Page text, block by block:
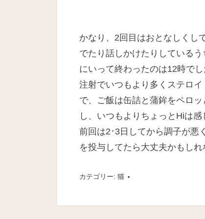
かなり、2回目はおとなしくし
でたり話しかけたりしている
にいって終わったのは12時でし
注射でいつもより多くステロ
で、ご飯は缶詰と蒲鉾をペロ
し、いつもよりちょっとHiは感
前回は2･3日してから調子が悪
を投与してたら大丈夫かもしれ
カテゴリー: 猫